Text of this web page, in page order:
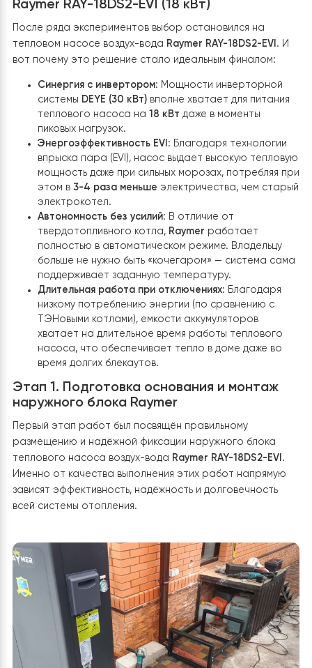
серьезный фундамент для автономности, который
позволил дому «выживать» без внешней сети. Однако
оставался главный вопрос: как отапливать дом во
блекаутов, чтобы не сжечь весь запас аккумуляторов
котел?
Окончательное решение: Тепловой
Raymer RAY-18DS2-EVI (18 кВт)
После ряда экспериментов выбор остановился на
тепловом насосе воздух-водаRaymer RAY-18DS2-EVI
вот почему это решение стало идеальным финалом:
Синергия с инвертором: Мощности
системыDEYE (30 кВт)вполне хватает для
теплового насоса на18 кВтдаже в моменты
пиковых нагрузок.
Энергоэффективность EVI: Благодаря
впрыска пара (EVI), насос выдает высокую
мощность даже при сильных морозах,
3-4 раза меньше
электрокотел.
твердотопливного котла,Raymer работает
полностью в автоматическом режиме.
больше не нужно быть «кочегаром» — система
поддерживает заданную температуру.
Длительная работа при отключениях: Благодаря
низкому потреблению энергии (по сравнению с
ТЭНовыми котлами), емкости аккумуляторов
хватает на длительное время работы
Этап 1. Подготовка основания и монтаж
наружного блока Raymer
Первый этап работ был посвящён правильному
размещению и надёжной фиксации наружного блока
теплового насоса воздух-водаRaymer RAY-18DS2-
Именно от качества выполнения этих работ